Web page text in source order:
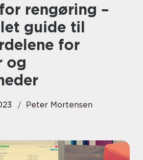
guide til
for
og
Peter Mortensen